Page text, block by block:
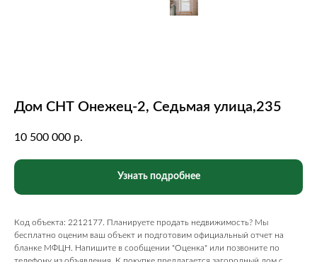
Дом СНТ Онежец-2, Седьмая улица,235
10 500 000 р.
Узнать подробнее
Код объекта: 2212177. Планируете продать недвижимость? Мы
бесплатно оценим ваш объект и подготовим официальный отчет на
бланке МФЦН. Напишите в сообщении "Оценка" или позвоните по